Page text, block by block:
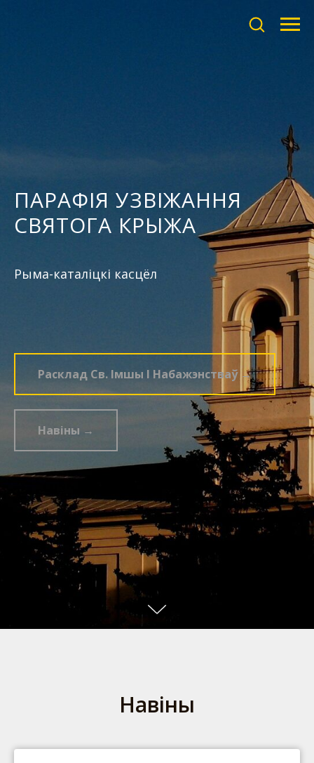
ПАРАФIЯ УЗВIЖАННЯ
СВЯТОГА КРЫЖА
Рыма-каталiцкi касцёл
Расклад Св. Імшы І Набажэнстваў →
Навіны →
Навіны